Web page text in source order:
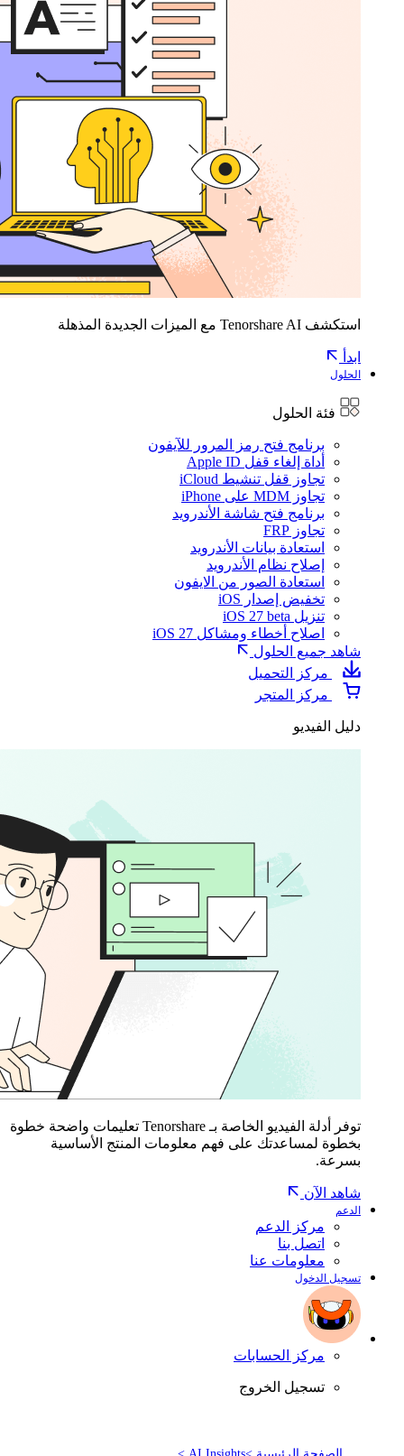
استكشف Tenorshare AI مع الميزات الجديدة المذهلة
ابدأ
الحلول
فئة الحلول
برنامج فتح رمز المرور للآيفون
أداة إلغاء قفل Apple ID
تجاوز قفل تنشيط iCloud
تجاوز MDM على iPhone
برنامج فتح شاشة الأندرويد
تجاوز FRP
استعادة بيانات الأندرويد
إصلاح نظام الأندرويد
استعادة الصور من الايفون
تخفيض إصدار iOS
تنزيل iOS 27 beta
اصلاح أخطاء ومشاكل iOS 27
شاهد جميع الحلول
مركز التحميل
مركز المتجر
دليل الفيديو
توفر أدلة الفيديو الخاصة بـ Tenorshare تعليمات واضحة خطوة
بخطوة لمساعدتك على فهم معلومات المنتج الأساسية
بسرعة.
شاهد الآن
الدعم
مركز الدعم
اتصل بنا
معلومات عنا
تسجيل الدخول
مركز الحسابات
تسجيل الخروج